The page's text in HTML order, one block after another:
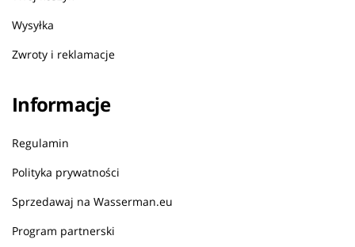
Wysyłka
Zwroty i reklamacje
Informacje
Regulamin
Polityka prywatności
Sprzedawaj na Wasserman.eu
Program partnerski